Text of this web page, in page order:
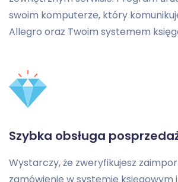
swoim komputerze, który
Allegro oraz Twoim systemem
Szybka obsługa
Wystarczy, że zweryfikujesz